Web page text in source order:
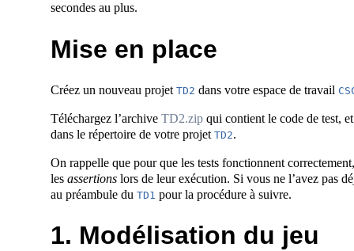
secondes au plus.
Mise en place
Créez un nouveau projet TD2 dans votre espace de travail
Téléchargez l’archive TD2.zip qui contient le code de test,
dans le répertoire de votre projet TD2.
On rappelle que pour que les tests fonctionnent
les assertions lors de leur exécution. Si vous ne l’avez pas
au préambule du TD1 pour la procédure à suivre.
1. Modélisation du jeu